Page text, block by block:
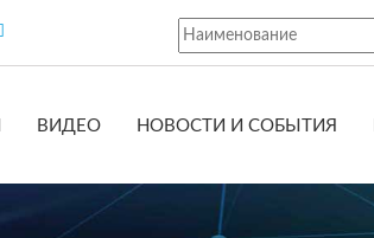
ВИДЕО НОВОСТИ И СОБЫТИЯ